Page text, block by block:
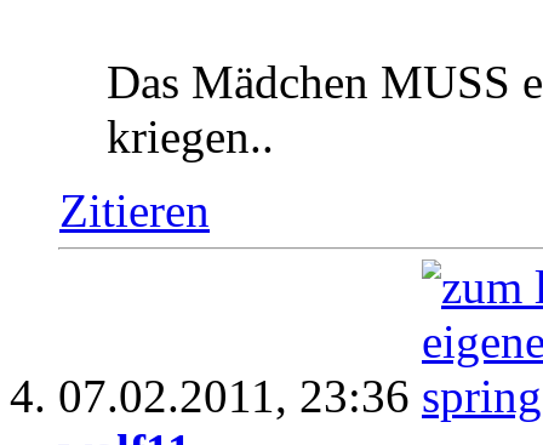
Das Mädchen MUSS
kriegen..
Zitieren
07.02.2011, 23:36